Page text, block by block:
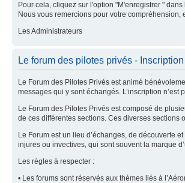
Pour cela, cliquez sur l'option "M'enregistrer "
Nous vous remercions pour votre
Les Administrateurs
Le forum des pilotes privés - Inscription
Le Forum des Pilotes Privés est animé
messages qui y sont échangés. L’inscription
Le Forum des Pilotes Privés est composé de
de ces différentes sections. Ces diverses sections
Le Forum est un lieu d’échanges, de découverte
injures ou invectives, qui sont souvent la marque
Les règles à respecter :
• Les forums sont réservés aux thèmes liés à